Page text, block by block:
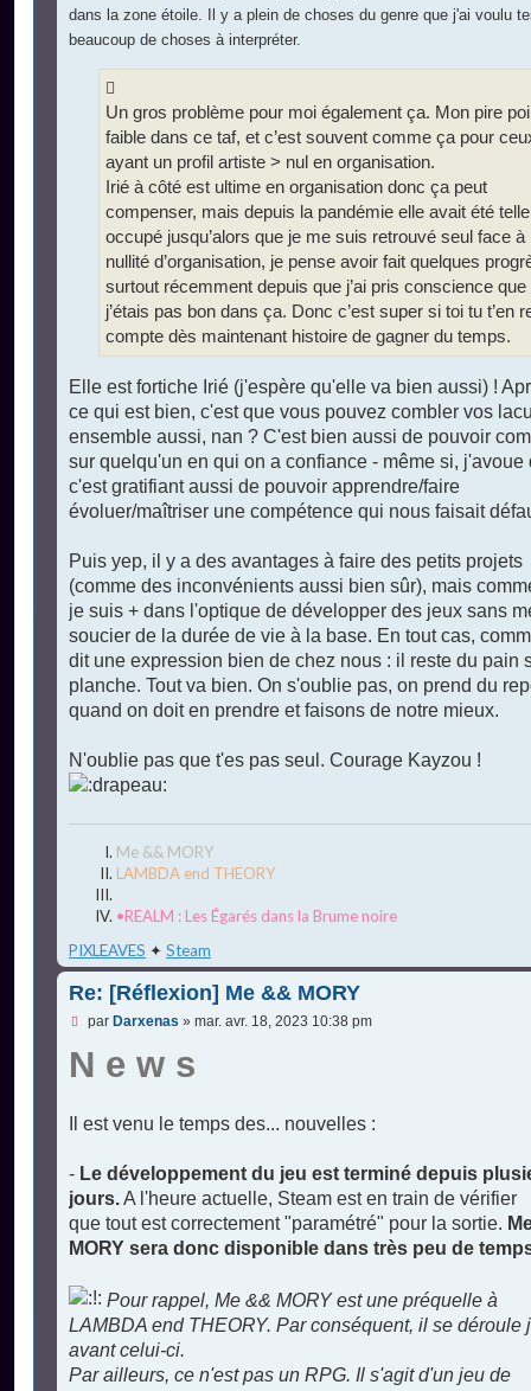
dans la zone étoile. Il y a plein de choses du genre que j'ai voulu
beaucoup de choses à interpréter.
Un gros problème pour moi également ça. Mon pire
faible dans ce taf, et c’est souvent comme ça pour
ayant un profil artiste > nul en organisation.
Irié à côté est ultime en organisation donc ça peut
compenser, mais depuis la pandémie elle avait été
occupé jusqu’alors que je me suis retrouvé seul face à
nullité d’organisation, je pense avoir fait quelques
surtout récemment depuis que j’ai pris conscience que
j’étais pas bon dans ça. Donc c’est super si toi tu t’en
compte dès maintenant histoire de gagner du temps.
Elle est fortiche Irié (j'espère qu'elle va bien aussi) !
ce qui est bien, c'est que vous pouvez combler vos
ensemble aussi, nan ? C'est bien aussi de pouvoir
sur quelqu'un en qui on a confiance - même si, j'avoue
c'est gratifiant aussi de pouvoir apprendre/faire
évoluer/maîtriser une compétence qui nous faisait
Puis yep, il y a des avantages à faire des petits projets
(comme des inconvénients aussi bien sûr), mais
je suis + dans l'optique de développer des jeux sans
soucier de la durée de vie à la base. En tout cas,
dit une expression bien de chez nous : il reste du pain
planche. Tout va bien. On s'oublie pas, on prend du
quand on doit en prendre et faisons de notre mieux.
N'oublie pas que t'es pas seul. Courage Kayzou !
Me && MORY
LAMBDA end THEORY
•REALM : Les Égarés dans la Brume noire
PIXLEAVES ✦ Steam
Re: [Réflexion] Me && MORY
M
s
s
e
n
n
l
u
par Darxenas » mar. avr. 18, 2023 10:38 pm
N e w s
Il est venu le temps des... nouvelles :
- Le développement du jeu est terminé depuis
jours.A l'heure actuelle, Steam est en train de vérifier
que tout est correctement "paramétré" pour la sortie.
MORY sera donc disponible dans très peu de
Pour rappel, Me && MORY est une préquelle à
LAMBDA end THEORY. Par conséquent, il se déroule
avant celui-ci.
Par ailleurs, ce n'est pas un RPG. Il s'agit d'un jeu de